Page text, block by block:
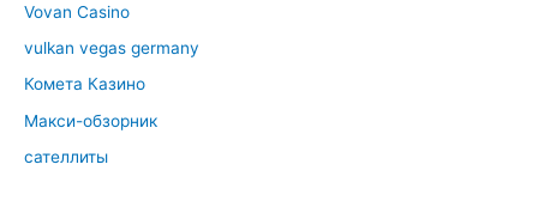
Vovan Casino
vulkan vegas germany
Комета Казино
Макси-обзорник
сателлиты